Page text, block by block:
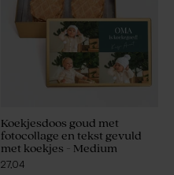
Koekjesdoos goud met
fotocollage en tekst gevuld
met koekjes - Medium
27,04